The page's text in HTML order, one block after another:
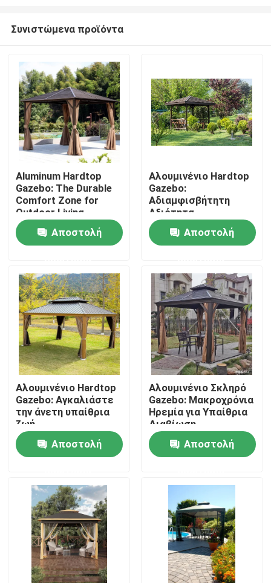
Σπίτι
Περίπου εμείς
Γύρος εργοστασίων
Ποιοτικός έλεγχος
Μας ελάτε σε επαφή με
Ζητήστε ένα απόσπασμα
Πέργκολα Patio αργιλίου
Πέργκολα Louvered αργιλίου
Συνιστώμενα προϊόντα
Aluminum Hardtop
Gazebo: The Durable
Comfort Zone for
Outdoor Living
Αποστολή
Αλουμινένιο Hardtop
Gazebo:
Αδιαμφισβήτητη
Αξιότητα
Εμπιστοσύνης για
τον Εξωτερικό Σας
Χώρο
Αποστολή
Αλουμινένιο Hardtop
Gazebo: Αγκαλιάστε
την άνετη υπαίθρια
ζωή
Αποστολή
Αλουμινένιο Σκληρό
Gazebo: Μακροχρόνια
Ηρεμία για Υπαίθρια
Διαβίωση
Αποστολή